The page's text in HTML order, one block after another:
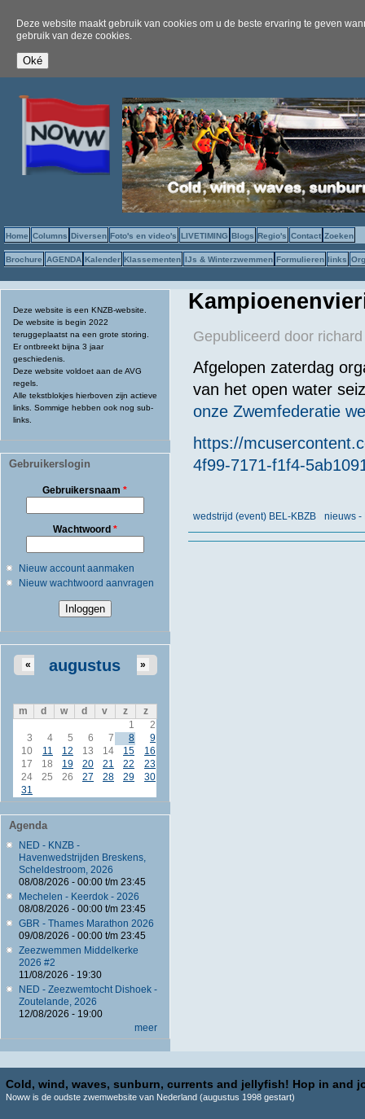
Deze website maakt gebruik van cookies om u de beste ervaring te geven
gebruik van deze cookies.
Home Columns Diversen Foto's en video's LIVETIMING Blogs Regio's Contact Zoeken
Brochure AGENDA Kalender Klassementen IJs & Winterzwemmen Formulieren links
Deze website is een KNZB-website.
De website is begin 2022
teruggeplaatst na een grote storing.
Er ontbreekt bijna 3 jaar
geschiedenis.
Deze website voldoet aan de AVG
regels.
Alle tekstblokjes hierboven zijn actieve
links. Sommige hebben ook nog sub-
links.
Gebruikerslogin
Gebruikersnaam*
Wachtwoord *
Nieuw account aanmaken
Nieuw wachtwoord aanvragen
augustus
« »
m d w d v z
z
1
2
3
4 5 6 7 8
9
10
11 12 13 14 15
16
17
18 19 20 21 22
23
24
25 26 27 28 29
30
31
Agenda
NED - KNZB -
Havenwedstrijden Breskens,
Scheldestroom, 2026
08/08/2026 - 00:00t/m 23:45
Mechelen - Keerdok - 2026
08/08/2026 - 00:00t/m 23:45
GBR - Thames Marathon 2026
09/08/2026 - 00:00t/m 23:45
Zeezwemmen Middelkerke
2026 #2
11/08/2026 - 19:30
NED - Zeezwemtocht Dishoek -
Zoutelande, 2026
12/08/2026 - 19:00
meer
Gepubliceerd door
Afgelopen zaterdag
van het open water
onze Zwemfederatie
https://
4f99-7171-f1f4-
wedstrijd (event) BEL-KBZB nieuws -
Cold, wind, waves, sunburn, currents and jellyfish! Hop in and
Noww is de oudste zwemwebsite van Nederland (augustus 1998 gestart)